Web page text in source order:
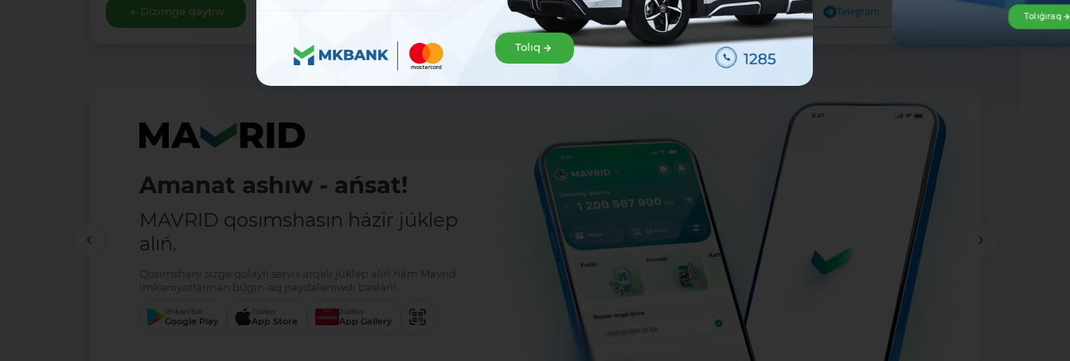
Dizimge qaytıw Bólisiw: Facebook Telegram
Amanat ashıw - ańsat!
MAVRID qosımshasın házir júklep
alıń.
Qosımshanı sizge qolaylı servis arqalı júklep alıń hám Mavrid
imkaniyatlarınan búgin-aq paydalanıwdı baslań!:
Imkani bar
Google Play
Júklew
App Store
Júklew
App Gallery
Tolıq
Tolıǵıraq